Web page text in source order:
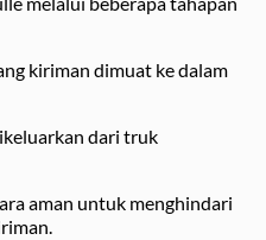
kiriman dimuat ke dalam
dari truk
aman untuk menghindari